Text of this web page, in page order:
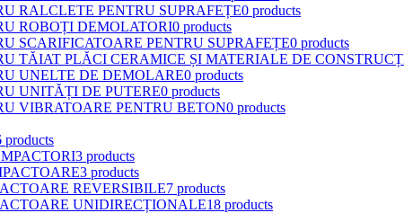
RALCLETE PENTRU SUPRAFEȚE0 products
ROBOȚI DEMOLATORI0 products
SCARIFICATOARE PENTRU SUPRAFEȚE0 products
TĂIAT PLĂCI CERAMICE ȘI MATERIALE DE
UNELTE DE DEMOLARE0 products
UNITĂȚI DE PUTERE0 products
VIBRATOARE PENTRU BETON0 products
products
3 products
3 products
REVERSIBILE7 products
UNIDIRECȚIONALE18 products